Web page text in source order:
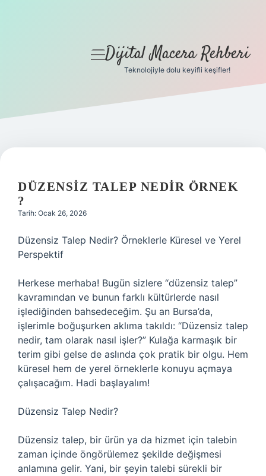
Gizlilik Politikası
Yasal Uyarı
menüyü
Dijital Macera Rehberi
Teknolojiyle dolu keyifli keşifler!
DÜZENSIZ TALEP NEDIR ÖRNEK
?
Tarih: Ocak 26, 2026
Düzensiz Talep Nedir? Örneklerle Küresel ve Yerel
Perspektif
Herkese merhaba! Bugün sizlere “düzensiz talep”
kavramından ve bunun farklı kültürlerde nasıl
işlediğinden bahsedeceğim. Şu an Bursa’da,
işlerimle boğuşurken aklıma takıldı: “Düzensiz talep
nedir, tam olarak nasıl işler?” Kulağa karmaşık bir
terim gibi gelse de aslında çok pratik bir olgu. Hem
küresel hem de yerel örneklerle konuyu açmaya
çalışacağım. Hadi başlayalım!
Düzensiz Talep Nedir?
Düzensiz talep, bir ürün ya da hizmet için talebin
zaman içinde öngörülemez şekilde değişmesi
anlamına gelir. Yani, bir şeyin talebi sürekli bir